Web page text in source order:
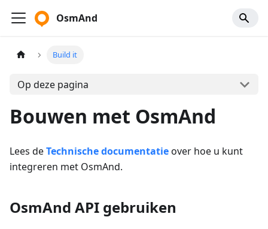
OsmAnd
Build it
Op deze pagina
Bouwen met OsmAnd
Lees deTechnische documentatieover hoe u kunt
integreren met OsmAnd.
OsmAnd API gebruiken